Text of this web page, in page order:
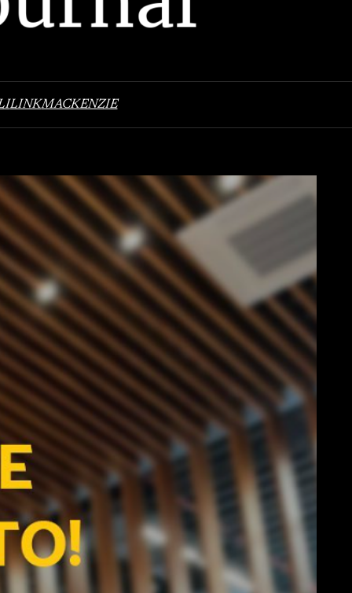
LINKMACKENZIE